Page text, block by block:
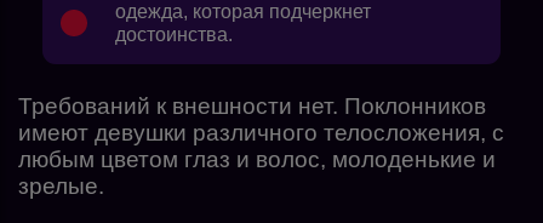
одежда, которая подчеркнет
достоинства.
Требований к внешности нет. Поклонников
имеют девушки различного телосложения, с
любым цветом глаз и волос, молоденькие и
зрелые.